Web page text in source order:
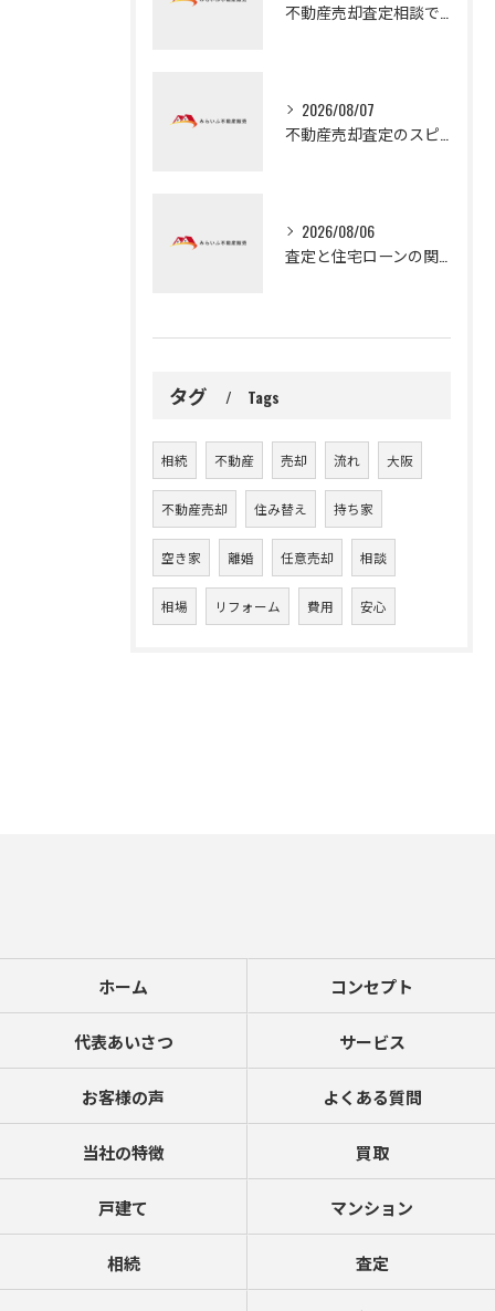
2026/08/07
2026/08/06
タグ Tags
相続 不動産 売却 流れ 大阪
不動産売却 住み替え 持ち家
空き家 離婚 任意売却 相談
相場 リフォーム 費用 安心
ホーム コンセプト
代表あいさつ サービス
お客様の声 よくある質問
当社の特徴 買取
戸建て マンション
相続 査定